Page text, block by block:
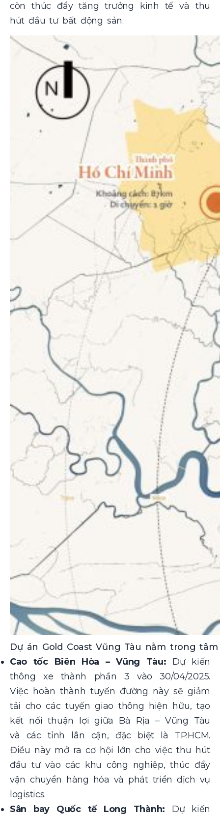
còn thúc đẩy tăng trưởng kinh tế và thu
hút đầu tư bất động sản.
Dự án Gold Coast Vũng Tàu nằm trong
Cao tốc Biên Hòa – Vũng Tàu: Dự kiến
thông xe thành phần 3 vào 30/04/2025.
Việc hoàn thành tuyến đường này sẽ giảm
tải cho các tuyến giao thông hiện hữu, tạo
kết nối thuận lợi giữa Bà Rịa – Vũng Tàu
và các tỉnh lân cận, đặc biệt là TP.HCM.
Điều này mở ra cơ hội lớn cho việc thu hút
đầu tư vào các khu công nghiệp, thúc đẩy
vận chuyển hàng hóa và phát triển dịch vụ
logistics.
Sân bay Quốc tế Long Thành: Dự kiến